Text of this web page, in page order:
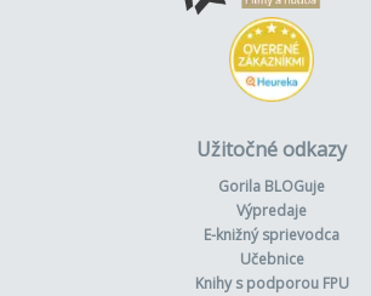
Užitočné odkazy
Gorila BLOGuje
Výpredaje
E-knižný sprievodca
Učebnice
Knihy s podporou FPU